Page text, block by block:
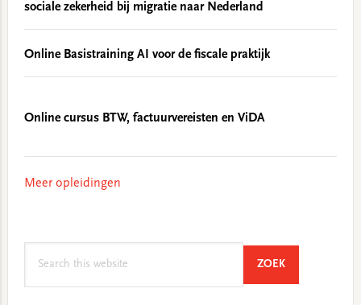
sociale zekerheid bij migratie naar Nederland
Online Basistraining AI voor de fiscale praktijk
Online cursus BTW, factuurvereisten en ViDA
Meer opleidingen
ZOEKSEARCH